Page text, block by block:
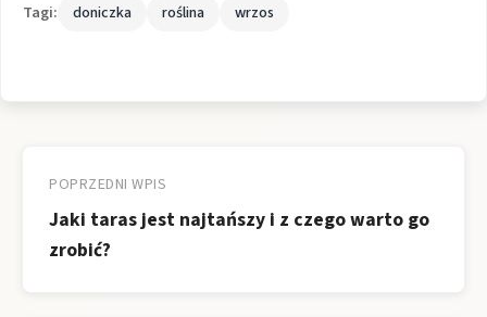
Tagi: doniczka roślina wrzos
wpisu
POPRZEDNI WPIS
Jaki taras jest najtańszy i z czego warto go
zrobić?